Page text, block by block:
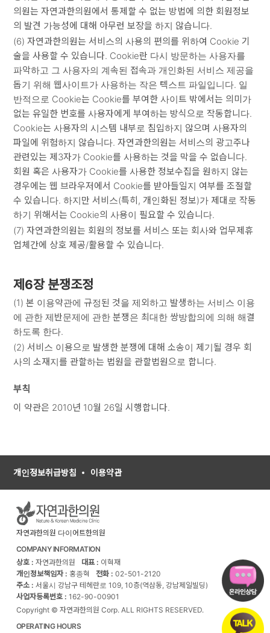
의원는 자연과한의원에서 통제할 수 없는 방법에 의한 회원정보
의 발견 가능성에 대해 아무런 보장을 하지 않습니다.
(6) 자연과한의원는 서비스의 사용의 편의를 위하여 Cookie 기
술을 사용할 수 있습니다. Cookie란 다시 방문하는 사용자를
파악하고 그 사용자의 계속된 접속과 개인화된 서비스 제공을
돕기 위해 웹사이트가 사용하는 작은 텍스트 파일입니다. 일
반적으로 Cookie는 Cookie를 부여한 사이트 밖에서는 의미가
없는 유일한 번호를 사용자에게 부여하는 방식으로 작동합니다.
Cookie는 사용자의 시스템 내부로 침입하지 않으며 사용자의
파일에 위험하지 않습니다. 자연과한의원는 서비스의 광고주나
관련있는 제3자가 Cookie를 사용하는 것을 막을 수 없습니다.
회원 혹은 사용자가 Cookie를 사용한 정보수집을 원하지 않는
경우에는 웹 브라우저에서 Cookie를 받아들일지 여부를 조절할
수 있습니다. 하지만 서비스(특히, 개인화된 정보)가 제대로 작동
하기 위해서는 Cookie의 사용이 필요할 수 있습니다.
(7) 자연과한의원는 회원의 정보를 서비스 또는 회사와 업무제휴
업체간에 상호 제공/활용할 수 있습니다.
제6장 분쟁조정
(1) 본 이용약관에 규정된 것을 제외하고 발생하는 서비스 이용
에 관한 제반문제에 관한 분쟁은 최대한 쌍방합의에 의해 해결
하도록 한다.
(2) 서비스 이용으로 발생한 분쟁에 대해 소송이 제기될 경우 회
사의 소재지를 관할하는 법원을 관할법원으로 합니다.
부칙
이 약관은 2010년 10월 26일 시행합니다.
개인정보취급방침 이용약관
자연과한의원 다이어트한의원
COMPANY INFORMATION
상호 : 자연과한의원 대표 : 이혁재
개인정보책임자 : 홍종혁 전화 : 02-501-2120
주소 : 서울시 강남구 테헤란로 109, 10층(역삼동, 강남제일빌딩)
사업자등록번호 : 162-90-00901
Copyright © 자연과한의원 Corp. ALL RIGHTS RESERVED.
OPERATING HOURS